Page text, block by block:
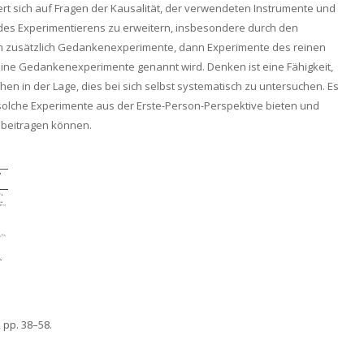
sich auf Fragen der Kausalität, der verwendeten Instrumente und
Experimentierens zu erweitern, insbesondere durch den
Gedankenexperimente, dann Experimente des reinen
Gedankenexperimente genannt wird. Denken ist eine Fähigkeit,
in der Lage, dies bei sich selbst systematisch zu untersuchen. Es
Experimente aus der Erste-Person-Perspektive bieten und
können.
38–58.